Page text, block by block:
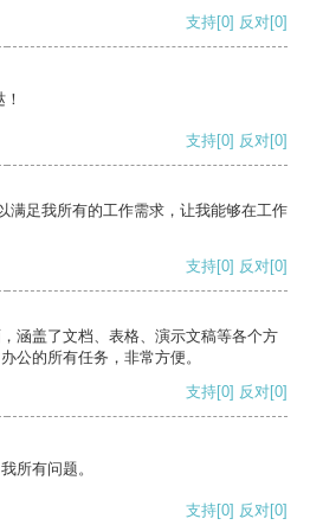
支持[0] 反对[0]
支持[0] 反对[0]
满足我所有的工作需求，让我能够在工作
支持[0] 反对[0]
涵盖了文档、表格、演示文稿等各个方
公的所有任务，非常方便。
支持[0] 反对[0]
所有问题。
支持[0] 反对[0]